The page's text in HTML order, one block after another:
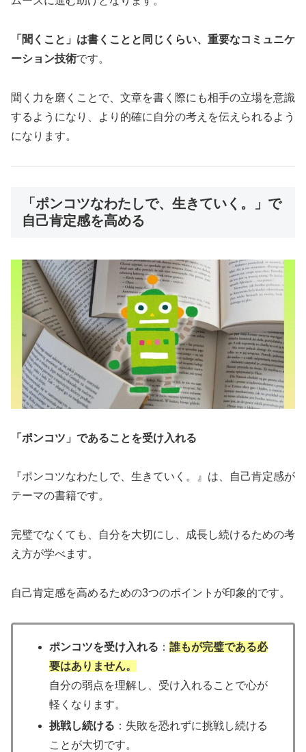
「聞くこと」は書くことと同じくらい、重要なコミュニケ
ーション技術です。
聞く力を磨くことで、文章を書く際にも相手の立場を意識
するようになり、より的確に自分の考えを伝えられるよう
になります。
「ポンコツなわたしで、生きていく。」で
自己肯定感を高める
「ポンコツ」であることを受け入れる
『ポンコツなわたしで、生きていく。』は、自己肯定感が
テーマの書籍です。
完璧でなくても、自分を大切にし、成長し続けるための考
え方が学べます。
自己肯定感を高めるための3つのポイントが印象的です。
ポンコツを受け入れる ：誰もが完璧である必
要はありません。
自分の弱点を理解し、受け入れることで心が
軽くなります。
挑戦し続ける ：失敗を恐れずに挑戦し続ける
ことが大切です。